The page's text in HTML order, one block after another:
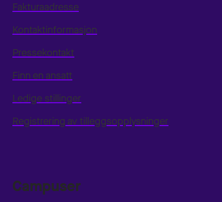
Fakturaadresse
Kontaktinformasjon
Pressekontakt
Finn en ansatt
Ledige stillinger
Registrering av tilleggsopplysninger
Campuser